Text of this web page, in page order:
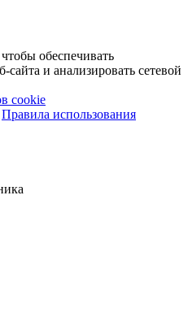
обеспечивать
и анализировать сетевой
cookie
Правила использования